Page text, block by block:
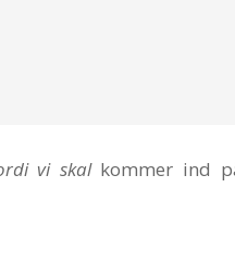
vi skalkommer ind